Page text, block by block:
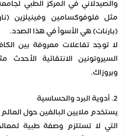
والصيدلاني في المركز الطبي
مثل فلوفوكسامين وفينيلزين
(بارنات) هي الأسوأ في هذا الصدد.
لا توجد تفاعلات معروفة بين
السيروتونين الانتقائية الأحدث
وبروزاك.
2. أدوية البرد والحساسية
يستخدم ملايين البالغين حول العالم
التي لا تستلزم وصفة طبية